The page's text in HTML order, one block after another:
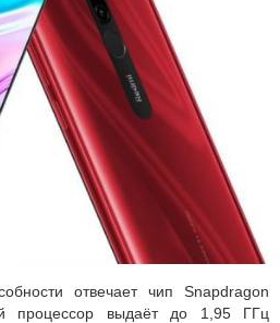
отвечает чип Snapdragon
процессор выдаёт до 1,95 ГГц